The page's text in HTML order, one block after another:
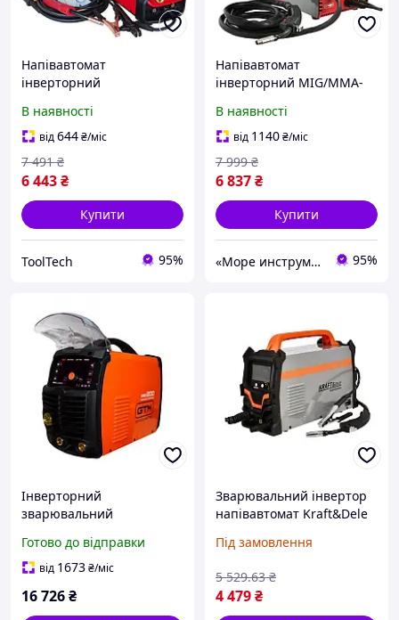
Напівавтомат
інверторний
TEX MIG-307 (Єврокав, 20-
160 А, 0.6-1 мм, 1.6-4 мм)
для дому
В наявності
від644₴/міс
6 443₴
7 491 ₴
Купити
ToolTech 95%
Напівавтомат
інверторний MIG/MMA-
(230 В, 20-160 А)
зварювальний
напівавтомат для дому та
В наявності
від 1140₴/міс
6 837₴
7 999 ₴
Купити
«Море инструментов» 95%
Інверторний
зварювальний
200ES LED з дротом /
Інверторне зварювання
Готово до відправки
від 1673₴/міс
16 726₴
Зварювальний інвертор
напівавтомат Kraft&Dele
220А зварювання для
Під замовлення
4 479₴
5 529.63 ₴